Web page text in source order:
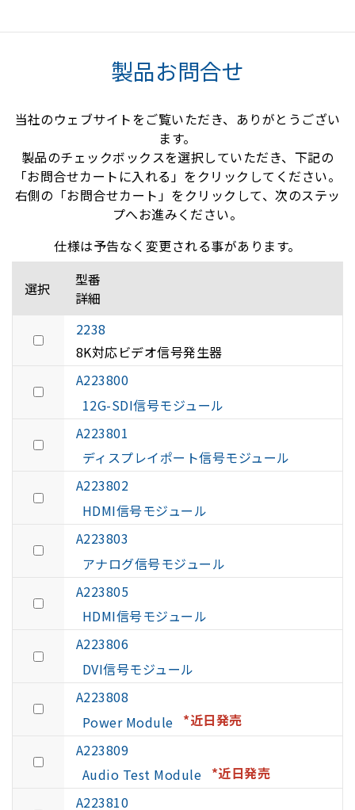
製品お問合せ
当社のウェブサイトをご覧いただき、ありがとうござい
ます。
製品のチェックボックスを選択していただき、下記の
「お問合せカートに入れる」をクリックしてください。
右側の「お問合せカート」をクリックして、次のステッ
プへお進みください。
仕様は予告なく変更される事があります。
選択
型番
詳細
2238
8K対応ビデオ信号発生器
A223800
12G-SDI信号モジュール
A223801
ディスプレイポート信号モジュール
A223802
HDMI信号モジュール
A223803
アナログ信号モジュール
A223805
HDMI信号モジュール
A223806
DVI信号モジュール
A223808
Power Module *近日発売
A223809
Audio Test Module *近日発売
A223810